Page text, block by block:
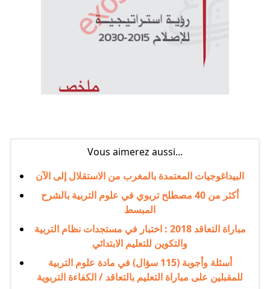
Vous aimerez aussi...
البيداغوجيات المعتمدة بالمغرب من الاستقلال إلى الآن
أكثر من 40 مصطلح تربوي في علوم التربية بالشرح
المبسط
مباراة التعاقد 2018 : اختبار في مستجدات نظام التربية
والتكوين للتعليم الابتدائي
أسئلة وأجوبة (115 سؤال) في مادة علوم التربية
للمقبلين على مباراة التعليم بالتعاقد / الكفاءة التربوية